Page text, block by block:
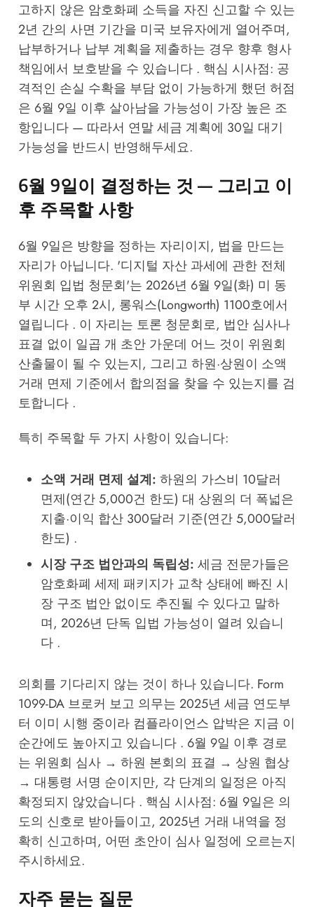
고하지 않은 암호화폐 소득을 자진 신고할 수 있는
2년 간의 사면 기간을 미국 보유자에게 열어주며,
납부하거나 납부 계획을 제출하는 경우 향후 형사
책임에서 보호받을 수 있습니다 . 핵심 시사점: 공
격적인 손실 수확을 부담 없이 가능하게 했던 허점
은 6월 9일 이후 살아남을 가능성이 가장 높은 조
항입니다 — 따라서 연말 세금 계획에 30일 대기
가능성을 반드시 반영해두세요.
6월 9일이 결정하는 것 — 그리고 이
후 주목할 사항
6월 9일은 방향을 정하는 자리이지, 법을 만드는
자리가 아닙니다. '디지털 자산 과세에 관한 전체
위원회 입법 청문회'는 2026년 6월 9일(화) 미 동
부 시간 오후 2시, 롱워스(Longworth) 1100호에서
열립니다 . 이 자리는 토론 청문회로, 법안 심사나
표결 없이 일곱 개 초안 가운데 어느 것이 위원회
산출물이 될 수 있는지, 그리고 하원·상원이 소액
거래 면제 기준에서 합의점을 찾을 수 있는지를 검
토합니다 .
특히 주목할 두 가지 사항이 있습니다:
소액 거래 면제 설계: 하원의 가스비 10달러
면제(연간 5,000건 한도) 대 상원의 더 폭넓은
지출·이익 합산 300달러 기준(연간 5,000달러
한도) .
시장 구조 법안과의 독립성: 세금 전문가들은
암호화폐 세제 패키지가 교착 상태에 빠진 시
장 구조 법안 없이도 추진될 수 있다고 말하
며, 2026년 단독 입법 가능성이 열려 있습니
다 .
의회를 기다리지 않는 것이 하나 있습니다. Form
1099-DA 브로커 보고 의무는 2025년 세금 연도부
터 이미 시행 중이라 컴플라이언스 압박은 지금 이
순간에도 높아지고 있습니다 . 6월 9일 이후 경로
는 위원회 심사 → 하원 본회의 표결 → 상원 협상
→ 대통령 서명 순이지만, 각 단계의 일정은 아직
확정되지 않았습니다 . 핵심 시사점: 6월 9일은 의
도의 신호로 받아들이고, 2025년 거래 내역을 정
확히 신고하며, 어떤 초안이 심사 일정에 오르는지
주시하세요.
자주 묻는 질문